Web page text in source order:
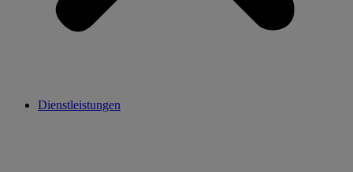
Dienstleistungen